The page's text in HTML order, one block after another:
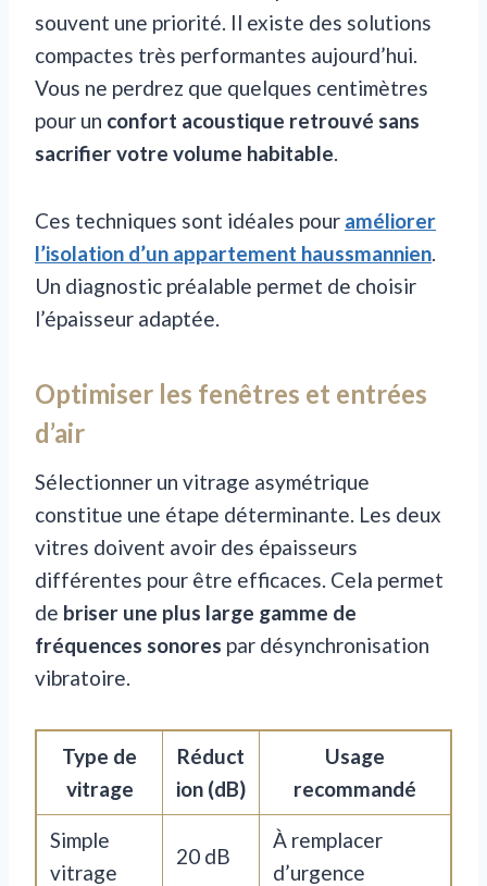
souvent une priorité. Il existe des solutions
compactes très performantes aujourd’hui.
Vous ne perdrez que quelques centimètres
pour un confort acoustique retrouvé sans
sacrifier votre volume habitable
Ces techniques sont idéales pour améliorer
l’isolation d’un appartement haussmannien
Un diagnostic préalable permet de choisir
l’épaisseur adaptée.
Optimiser les fenêtres et entrées
d’air
Sélectionner un vitrage asymétrique
constitue une étape déterminante. Les deux
vitres doivent avoir des épaisseurs
différentes pour être efficaces. Cela permet
de briser une plus large gamme de
fréquences sonores par désynchronisation
vibratoire.
Type de
vitrage
Réduct
ion (dB)
Usage
recommandé
Simple
vitrage
20 dB
À remplacer
d’urgence